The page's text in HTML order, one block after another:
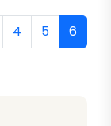
Página
4 Página
5 6